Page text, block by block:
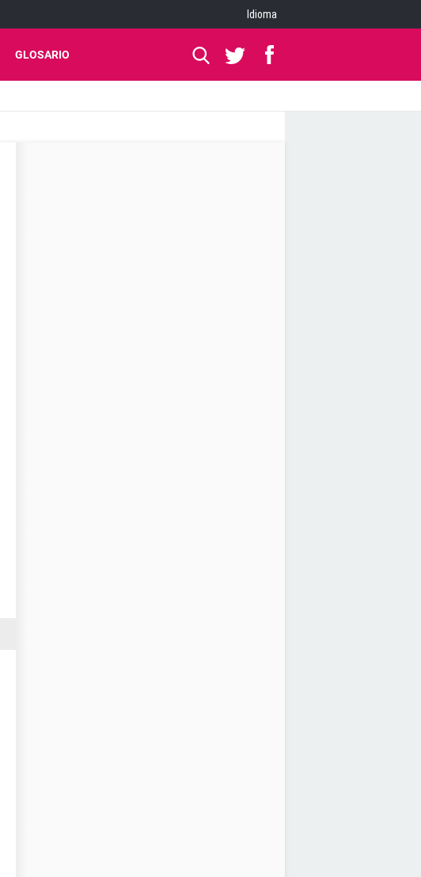
Idioma
GLOSARIO